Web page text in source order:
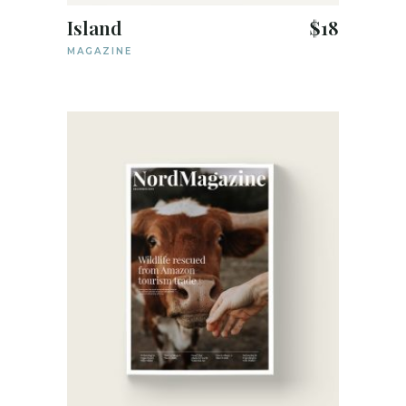
Island $18
MAGAZINE